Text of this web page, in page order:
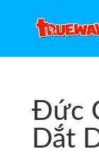
Đức
Dắt